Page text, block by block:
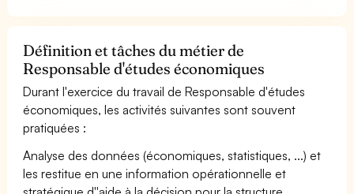
Définition et tâches du métier de
Responsable d'études économiques
Durant l'exercice du travail de Responsable d'études
économiques, les activités suivantes sont souvent
pratiquées :
Analyse des données (économiques, statistiques, ...) et
les restitue en une information opérationnelle et